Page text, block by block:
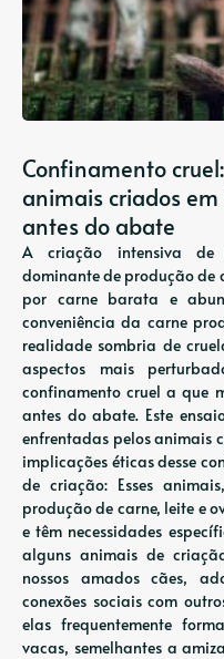
Confinamento
animais criados
antes do abate
A criação intensiva de
dominante de produção de
por carne barata e
conveniência da carne
realidade sombria de
aspectos mais
confinamento cruel a que
antes do abate. Este
enfrentadas pelos animais
implicações éticas desse
de criação: Esses
produção de carne, leite e
e têm necessidades
alguns animais de
nossos amados cães,
conexões sociais com
elas frequentemente
vacas, semelhantes a